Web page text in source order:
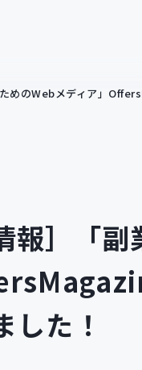
めのWebメディア」
報］「
した！